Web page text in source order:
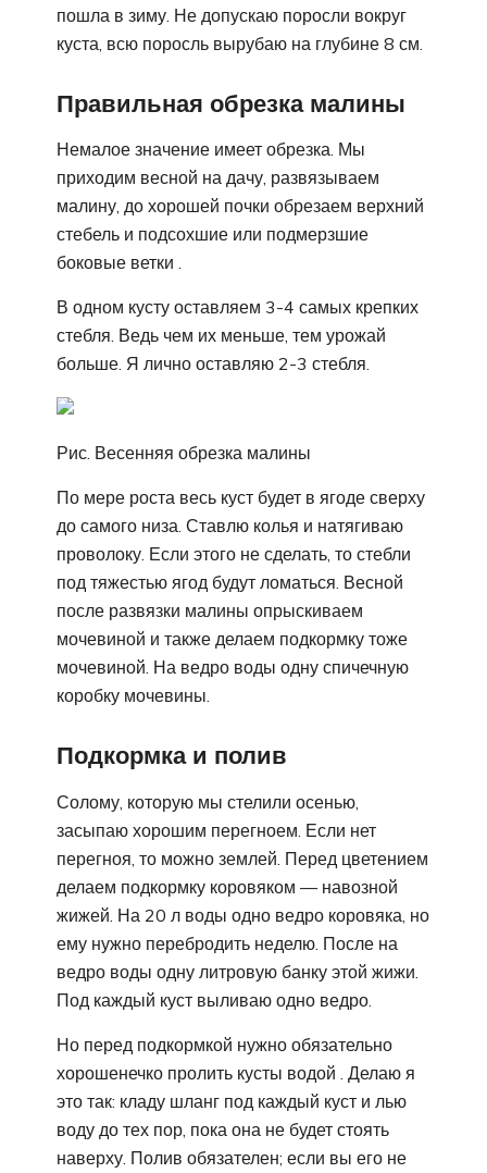
пошла в зиму. Не допускаю поросли вокруг
куста, всю поросль вырубаю на глубине 8 см.
Правильная обрезка малины
Немалое значение имеет обрезка. Мы
приходим весной на дачу, развязываем
малину, до хорошей почки обрезаем верхний
стебель и подсохшие или подмерзшие
боковые ветки .
В одном кусту оставляем 3-4 самых крепких
стебля. Ведь чем их меньше, тем урожай
больше. Я лично оставляю 2-3 стебля.
Рис. Весенняя обрезка малины
По мере роста весь куст будет в ягоде сверху
до самого низа. Ставлю колья и натягиваю
проволоку. Если этого не сделать, то стебли
под тяжестью ягод будут ломаться. Весной
после развязки малины опрыскиваем
мочевиной и также делаем подкормку тоже
мочевиной. На ведро воды одну спичечную
коробку мочевины.
Подкормка и полив
Солому, которую мы стелили осенью,
засыпаю хорошим перегноем. Если нет
перегноя, то можно землей. Перед цветением
делаем подкормку коровяком — навозной
жижей. На 20 л воды одно ведро коровяка, но
ему нужно перебродить неделю. После на
ведро воды одну литровую банку этой жижи.
Под каждый куст выливаю одно ведро.
Но перед подкормкой нужно обязательно
хорошенечко пролить кусты водой . Делаю я
это так: кладу шланг под каждый куст и лью
воду до тех пор, пока она не будет стоять
наверху. Полив обязателен; если вы его не